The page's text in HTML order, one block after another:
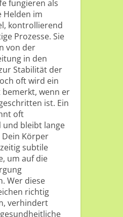
fungieren als
Helden im
kontrollierend
Prozesse. Sie
von der
in den
Stabilität der
oft wird ein
bemerkt, wenn er
ist. Ein
oft
und bleibt lange
Körper
subtile
um auf die
Wer diese
richtig
verhindert